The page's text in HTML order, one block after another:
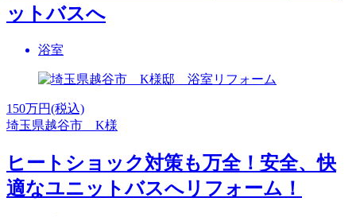
ットバスへ
浴室
150万円(税込)
埼玉県越谷市 K様
ヒートショック対策も万全！安全、快
適なユニットバスへリフォーム！